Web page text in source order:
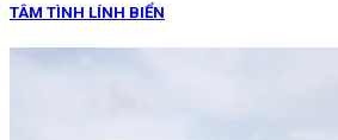
TÂM TÌNH LÍNH BIỂN